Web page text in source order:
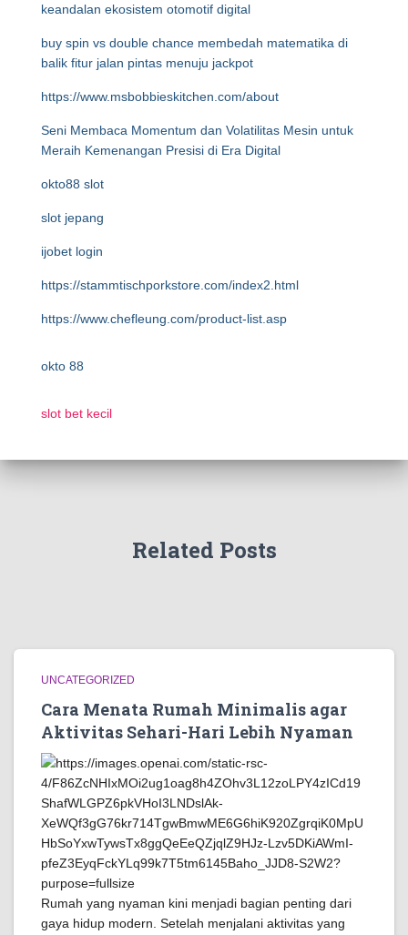
keandalan ekosistem otomotif digital
buy spin vs double chance membedah matematika di
balik fitur jalan pintas menuju jackpot
https://www.msbobbieskitchen.com/about
Seni Membaca Momentum dan Volatilitas Mesin untuk
Meraih Kemenangan Presisi di Era Digital
okto88 slot
slot jepang
ijobet login
https://stammtischporkstore.com/index2.html
https://www.chefleung.com/product-list.asp
okto 88
slot bet kecil
Related Posts
UNCATEGORIZED
Cara Menata Rumah Minimalis agar
Aktivitas Sehari-Hari Lebih Nyaman
Rumah yang nyaman kini menjadi bagian penting dari
gaya hidup modern. Setelah menjalani aktivitas yang